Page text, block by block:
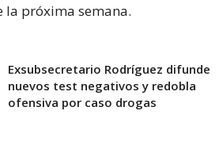
la próxima semana.
Exsubsecretario Rodríguez difunde
nuevos test negativos y redobla
ofensiva por caso drogas